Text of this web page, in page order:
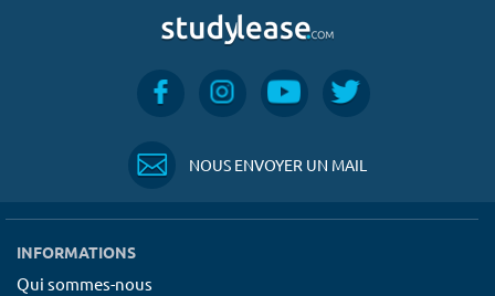
NOUS ENVOYER UN MAIL
INFORMATIONS
Qui sommes-nous